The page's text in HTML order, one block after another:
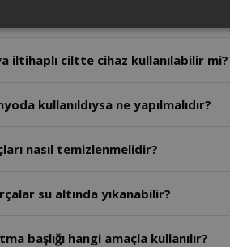
kızarıklık kaç gün sürerse
iltihaplı ciltte cihaz kullanılabilir mi?
kullanıldıysa ne yapılmalıdır?
nasıl temizlenmelidir?
su altında yıkanabilir?
başlığı hangi amaçla kullanılır?